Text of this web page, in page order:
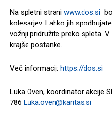
Na spletni strani www.dos.si
kolesarjev. Lahko jih
vožnji pridružite preko spleta.
krajše postanke.
Več informacij: https://dos.si
Luka Oven, koordinator akcije
786 Luka.oven@karitas.si